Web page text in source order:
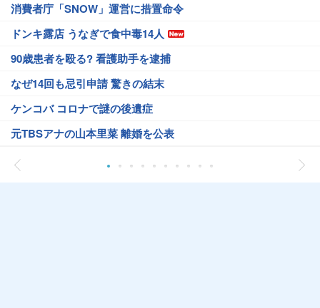
消費者庁「SNOW」運営に措置命令
ドンキ露店 うなぎで食中毒14人
90歳患者を殴る? 看護助手を逮捕
なぜ14回も忌引申請 驚きの結末
ケンコバ コロナで謎の後遺症
元TBSアナの山本里菜 離婚を公表